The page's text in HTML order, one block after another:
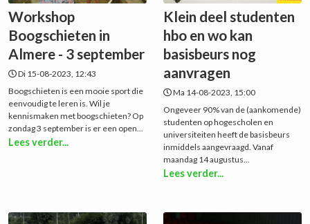
Workshop
Boogschieten in
Almere - 3 september
Di 15-08-2023, 12:43
Boogschieten is een mooie sport die
eenvoudig te leren is. Wil je
kennismaken met ‪boogschieten? Op
zondag 3 september is er een open...
Lees verder...
Klein deel studenten
hbo en wo kan
basisbeurs nog
aanvragen
Ma 14-08-2023, 15:00
Ongeveer 90% van de (aankomende)
studenten op hogescholen en
universiteiten heeft de basisbeurs
inmiddels aangevraagd. Vanaf
maandag 14 augustus...
Lees verder...